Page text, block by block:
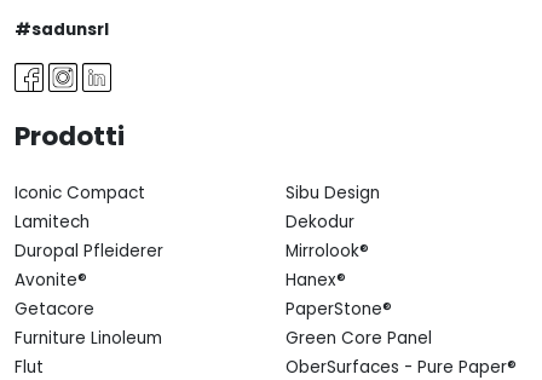
#sadunsrl
Prodotti
Iconic Compact
Sibu Design
Lamitech
Dekodur
Duropal Pfleiderer
Mirrolook®
Avonite®
Hanex®
Getacore
PaperStone®
Furniture Linoleum
Green Core Panel
Flut
OberSurfaces - Pure Paper®